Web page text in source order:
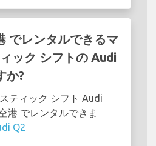
でレンタルできるマ
ック シフトの Audi
か?
ティック シフト Audi
港 でレンタルできま
Q2